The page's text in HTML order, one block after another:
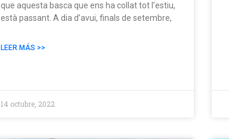
que aquesta basca que ens ha collat tot l’estiu,
està passant. A dia d’avui, finals de setembre,
LEER MÁS >>
14 octubre, 2022